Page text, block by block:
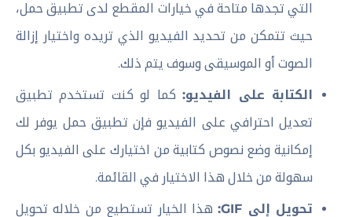
التي تجدها متاحة في خيارات المقطع لدى تطبيق حمل،
حيث تتمكن من تحديد الفيديو الذي تريده واختيار إزالة
الصوت أو الموسيقى وسوف يتم ذلك.
الكتابة على الفيديو:كما لو كنت تستخدم تطبيق
تعديل احترافي على الفيديو فإن تطبيق حمل يوفر لك
إمكانية وضع نصوص كتابية من اختيارك على الفيديو بكل
سهولة من خلال هذا الاختيار في القائمة.
تحويل إلى GIF:
هذا الخيار تستطيع من خلاله تحويل